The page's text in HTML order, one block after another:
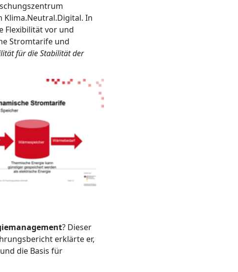
In
Flexibilität vor und
Stromtarife und
für die Stabilität der
? Dieser
erklärte er,
die Basis für